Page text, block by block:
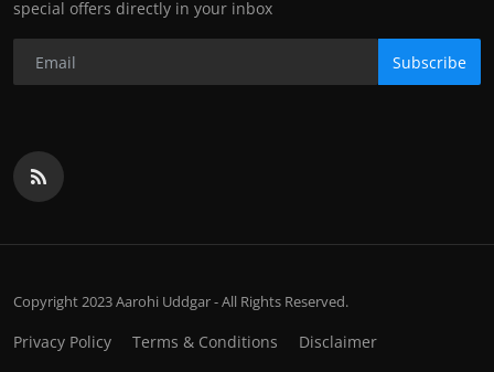
special offers directly in your inbox
Subscribe
Copyright 2023 Aarohi Uddgar - All Rights Reserved.
Privacy Policy Terms & Conditions Disclaimer